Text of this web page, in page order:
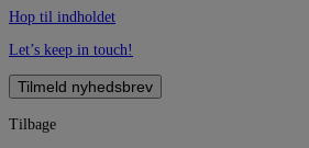
Hop til indholdet
Let’s keep in touch!
Tilmeld nyhedsbrev
Tilbage